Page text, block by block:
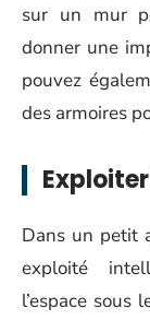
sur un mur
donner une
pouvez
des armoires
Dans un petit
exploité
l’espace sous